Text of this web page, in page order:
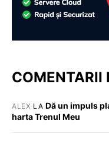
COMENTARII
ALEX LA Dă un impuls
harta Trenul Meu